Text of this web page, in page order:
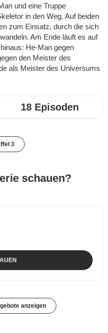
und eine Truppe
in den Weg. Auf beiden
zum Einsatz, durch die sich
Am Ende läuft es auf
He-Man gegen
den Meister des
als Meister des Universums
18 Episoden
3
schauen?
anzeigen